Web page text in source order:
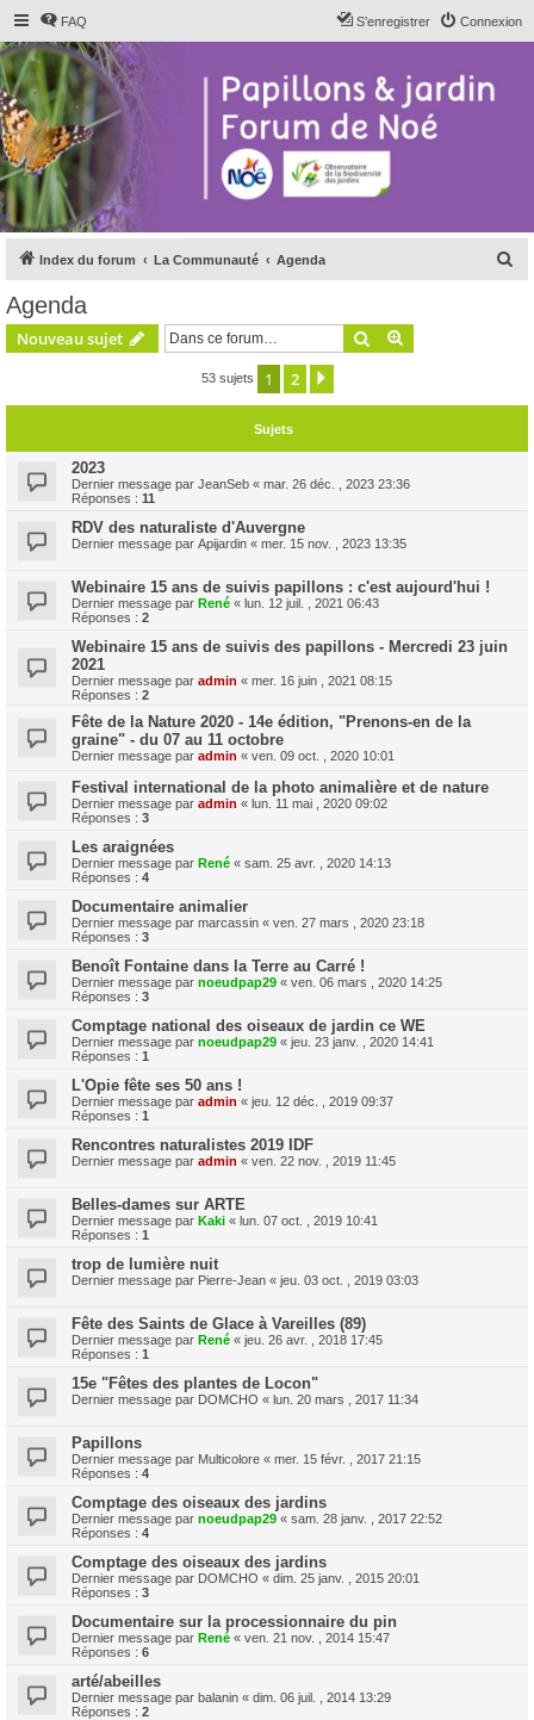
FAQ Connexion
S’enregistrer
Index du forum La Communauté Agenda
Agenda
Nouveau sujet Rechercher
53 sujets 1 2
Sujets
2023
Dernier message par JeanSeb « mar. 26 déc. , 2023 23:36
Réponses : 11
RDV des naturaliste d'Auvergne
Dernier message par Apijardin « mer. 15 nov. , 2023 13:35
Webinaire 15 ans de suivis papillons : c'est aujourd'hui !
Dernier message par René « lun. 12 juil. , 2021 06:43
Réponses : 2
Webinaire 15 ans de suivis des papillons - Mercredi 23 juin
2021
Dernier message par admin « mer. 16 juin , 2021 08:15
Réponses : 2
Fête de la Nature 2020 - 14e édition, "Prenons-en de la
graine" - du 07 au 11 octobre
Dernier message par admin « ven. 09 oct. , 2020 10:01
Festival international de la photo animalière et de nature
Dernier message par admin « lun. 11 mai , 2020 09:02
Réponses : 3
Les araignées
Dernier message par René « sam. 25 avr. , 2020 14:13
Réponses : 4
Documentaire animalier
Dernier message par marcassin « ven. 27 mars , 2020 23:18
Réponses : 3
Benoît Fontaine dans la Terre au Carré !
Dernier message par noeudpap29 « ven. 06 mars , 2020 14:25
Réponses : 3
Comptage national des oiseaux de jardin ce WE
Dernier message par noeudpap29 « jeu. 23 janv. , 2020 14:41
Réponses : 1
L'Opie fête ses 50 ans !
Dernier message par admin « jeu. 12 déc. , 2019 09:37
Réponses : 1
Rencontres naturalistes 2019 IDF
Dernier message par admin « ven. 22 nov. , 2019 11:45
Belles-dames sur ARTE
Dernier message par Kaki « lun. 07 oct. , 2019 10:41
Réponses : 1
trop de lumière nuit
Dernier message par Pierre-Jean « jeu. 03 oct. , 2019 03:03
Fête des Saints de Glace à Vareilles (89)
Dernier message par René « jeu. 26 avr. , 2018 17:45
Réponses : 1
15e "Fêtes des plantes de Locon"
Dernier message par DOMCHO « lun. 20 mars , 2017 11:34
Papillons
Dernier message par Multicolore « mer. 15 févr. , 2017 21:15
Réponses : 4
Comptage des oiseaux des jardins
Dernier message par noeudpap29 « sam. 28 janv. , 2017 22:52
Réponses : 4
Comptage des oiseaux des jardins
Dernier message par DOMCHO « dim. 25 janv. , 2015 20:01
Réponses : 3
Documentaire sur la processionnaire du pin
Dernier message par René « ven. 21 nov. , 2014 15:47
Réponses : 6
arté/abeilles
Dernier message par balanin « dim. 06 juil. , 2014 13:29
Réponses : 2